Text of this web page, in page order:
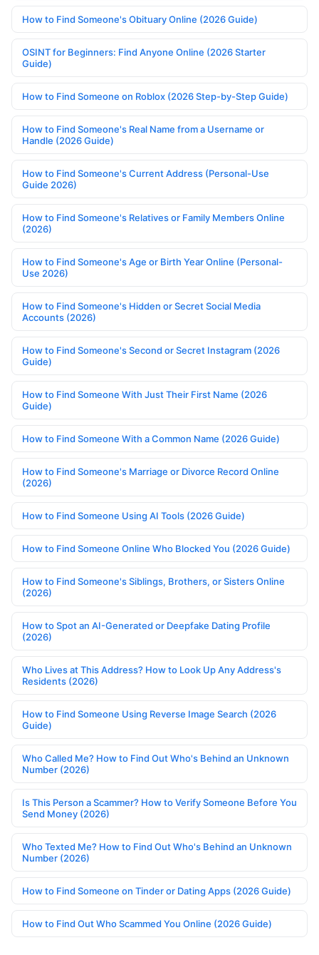
How to Find Someone's Obituary Online (2026 Guide)
OSINT for Beginners: Find Anyone Online (2026 Starter
Guide)
How to Find Someone on Roblox (2026 Step-by-Step Guide)
How to Find Someone's Real Name from a Username or
Handle (2026 Guide)
How to Find Someone's Current Address (Personal-Use
Guide 2026)
How to Find Someone's Relatives or Family Members Online
(2026)
How to Find Someone's Age or Birth Year Online (Personal-
Use 2026)
How to Find Someone's Hidden or Secret Social Media
Accounts (2026)
How to Find Someone's Second or Secret Instagram (2026
Guide)
How to Find Someone With Just Their First Name (2026
Guide)
How to Find Someone With a Common Name (2026 Guide)
How to Find Someone's Marriage or Divorce Record Online
(2026)
How to Find Someone Using AI Tools (2026 Guide)
How to Find Someone Online Who Blocked You (2026 Guide)
How to Find Someone's Siblings, Brothers, or Sisters Online
(2026)
How to Spot an AI-Generated or Deepfake Dating Profile
(2026)
Who Lives at This Address? How to Look Up Any Address's
Residents (2026)
How to Find Someone Using Reverse Image Search (2026
Guide)
Who Called Me? How to Find Out Who's Behind an Unknown
Number (2026)
Is This Person a Scammer? How to Verify Someone Before You
Send Money (2026)
Who Texted Me? How to Find Out Who's Behind an Unknown
Number (2026)
How to Find Someone on Tinder or Dating Apps (2026 Guide)
How to Find Out Who Scammed You Online (2026 Guide)